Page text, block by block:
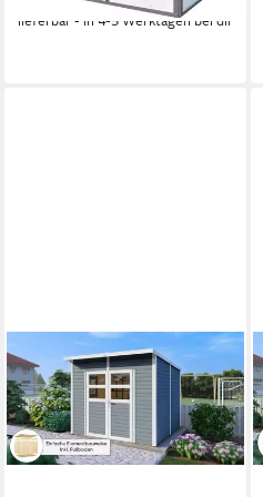
mit Schiebeverriegelung
lieferbar - in 4-5 Werktagen bei dir